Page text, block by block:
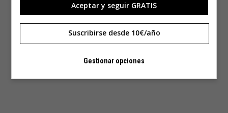
Aceptar y seguir GRATIS
Suscribirse desde 10€/año
Gestionar opciones